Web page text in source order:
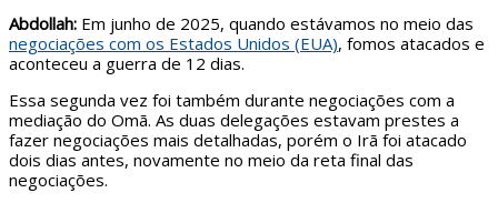
Abdollah: Em junho de 2025, quando estávamos no meio das
negociações com os Estados Unidos (EUA), fomos atacados e
aconteceu a guerra de 12 dias.
Essa segunda vez foi também durante negociações com a
mediação do Omã. As duas delegações estavam prestes a
fazer negociações mais detalhadas, porém o Irã foi atacado
dois dias antes, novamente no meio da reta final das
negociações.